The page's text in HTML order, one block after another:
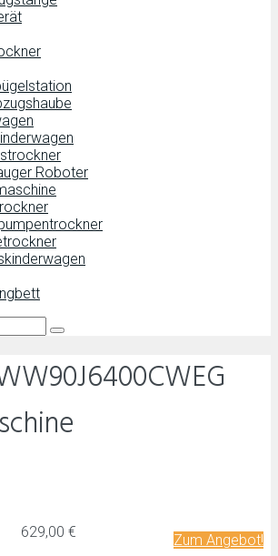
Roboter
629,00 € Zum Angebot!